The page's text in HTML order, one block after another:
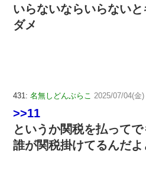
いらないならいらない
ダメ
431: 名無しどんぶらこ 2025/07/04(金
>>11
というか関税を払ってで
誰が関税掛けてるんだよ